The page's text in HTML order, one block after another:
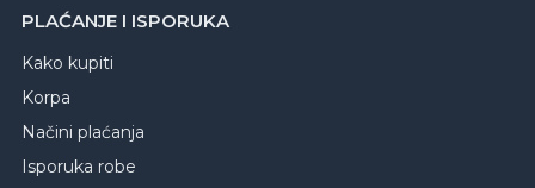
PLAĆANJE I ISPORUKA
Kako kupiti
Korpa
Načini plaćanja
Isporuka robe